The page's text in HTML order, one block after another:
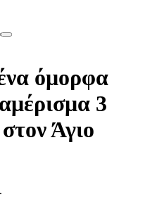
όμορφα
3
Άγιο